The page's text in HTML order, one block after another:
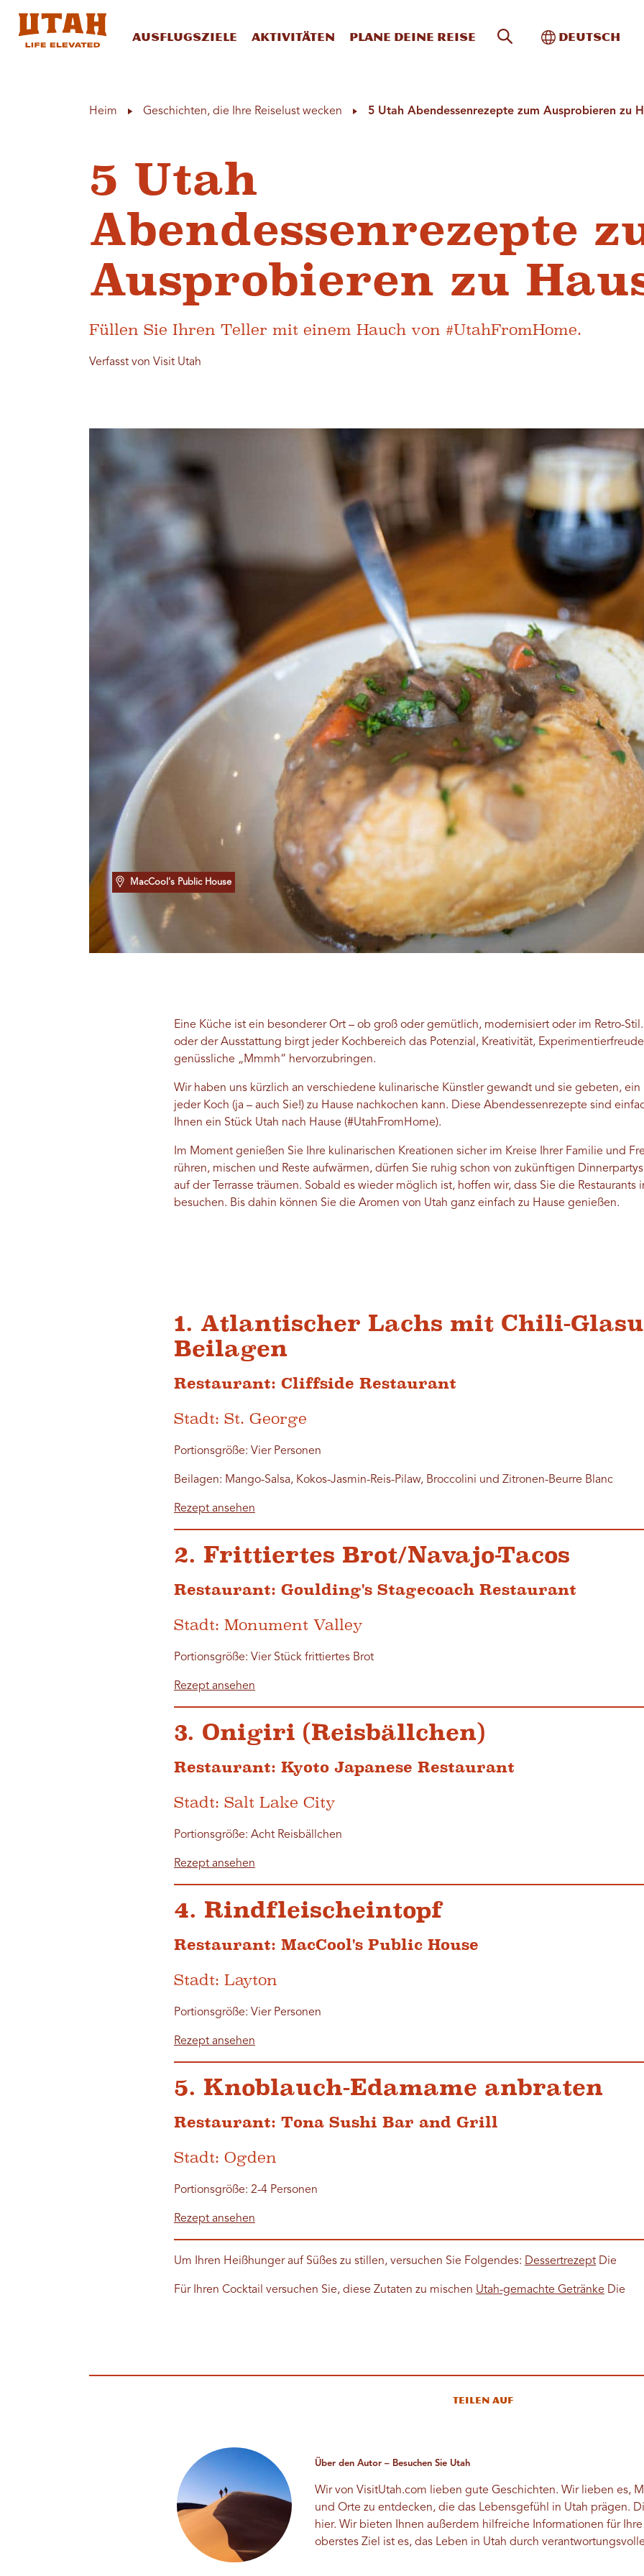
Ausflugsziele Aktivitäten Plane deine Reise Website-Suche
Toggle
Deutsch
Heim Geschichten, die Ihre Reiselust wecken 5 Utah Abendessenrezepte zum Ausprobieren zu
5 Utah
Abendessenrezepte
Ausprobieren zu
Füllen Sie Ihren Teller mit einem Hauch von #UtahFromHome.
Verfasst von Visit Utah
MacCool's Public House
Eine Küche ist ein besonderer Ort – ob groß oder gemütlich, modernisiert oder im Retro-
oder der Ausstattung birgt jeder Kochbereich das Potenzial, Kreativität,
genüssliche „Mmmh“ hervorzubringen.
Wir haben uns kürzlich an verschiedene kulinarische Künstler gewandt und sie gebeten, ein
jeder Koch (ja – auch Sie!) zu Hause nachkochen kann. Diese Abendessenrezepte sind
Ihnen ein Stück Utah nach Hause (#UtahFromHome).
Im Moment genießen Sie Ihre kulinarischen Kreationen sicher im Kreise Ihrer Familie und
rühren, mischen und Reste aufwärmen, dürfen Sie ruhig schon von zukünftigen
auf der Terrasse träumen. Sobald es wieder möglich ist, hoffen wir, dass Sie die Restaurants
besuchen. Bis dahin können Sie die Aromen von Utah ganz einfach zu Hause genießen.
1. Atlantischer Lachs mit Chili-
Beilagen
Restaurant: Cliffside Restaurant
Stadt: St. George
Portionsgröße: Vier Personen
Beilagen: Mango-Salsa, Kokos-Jasmin-Reis-Pilaw, Broccolini und Zitronen-Beurre Blanc
Rezept ansehen
2. Frittiertes Brot/Navajo-Tacos
Restaurant: Goulding's Stagecoach Restaurant
Stadt: Monument Valley
Portionsgröße: Vier Stück frittiertes Brot
Rezept ansehen
3. Onigiri (Reisbällchen)
Restaurant: Kyoto Japanese Restaurant
Stadt: Salt Lake City
Portionsgröße: Acht Reisbällchen
Rezept ansehen
4. Rindfleischeintopf
Restaurant: MacCool's Public House
Stadt: Layton
Portionsgröße: Vier Personen
Rezept ansehen
5. Knoblauch-Edamame anbraten
Restaurant: Tona Sushi Bar and Grill
Stadt: Ogden
Portionsgröße: 2-4 Personen
Rezept ansehen
Um Ihren Heißhunger auf Süßes zu stillen, versuchen Sie Folgendes: DessertrezeptDie
Für Ihren Cocktail versuchen Sie, diese Zutaten zu mischen Utah-gemachte Getränke Die
Teilen auf
Über den Autor – Besuchen Sie Utah
Wir von VisitUtah.com lieben gute Geschichten. Wir lieben es,
und Orte zu entdecken, die das Lebensgefühl in Utah prägen.
hier. Wir bieten Ihnen außerdem hilfreiche Informationen für
oberstes Ziel ist es, das Leben in Utah durch